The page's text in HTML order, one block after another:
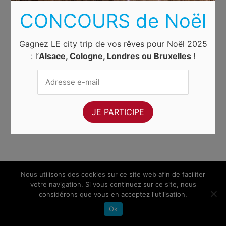
Nous utilisons des cookies sur ce site web afin de faciliter
votre navigation. Si vous continuez sur ce site, nous
considérons que vous en acceptez l'utilisation.
Ok
CONCOURS de Noël
Gagnez LE city trip de vos rêves pour Noël 2025
: l’Alsace, Cologne, Londres ou Bruxelles !